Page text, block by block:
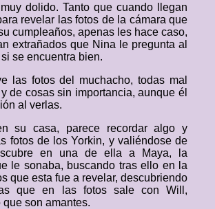
dolido. Tanto que cuando llegan
revelar las fotos de la cámara que
cumpleaños, apenas les hace caso,
extrañados que Nina le pregunta al
se encuentra bien.
las fotos del muchacho, todas mal
de cosas sin importancia, aunque él
al verlas.
su casa, parece recordar algo y
fotos de los Yorkin, y valiéndose de
en una de ella a Maya, la
le sonaba, buscando tras ello en la
que esta fue a revelar, descubriendo
que en las fotos sale con Will,
son amantes.